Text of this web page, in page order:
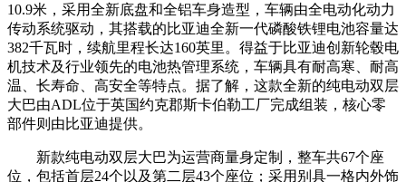
10.9米，采用全新底盘和全铝车身造型，车辆由全电动化动力
传动系统驱动，其搭载的比亚迪全新一代磷酸铁锂电池容量达
382千瓦时，续航里程长达160英里。得益于比亚迪创新轮毂电
机技术及行业领先的电池热管理系统，车辆具有耐高寒、耐高
温、长寿命、高安全等特点。据了解，这款全新的纯电动双层
大巴由ADL位于英国约克郡斯卡伯勒工厂完成组装，核心零
部件则由比亚迪提供。
新款纯电动双层大巴为运营商量身定制，整车共67个座
位，包括首层24个以及第二层43个座位；采用别具一格内外饰